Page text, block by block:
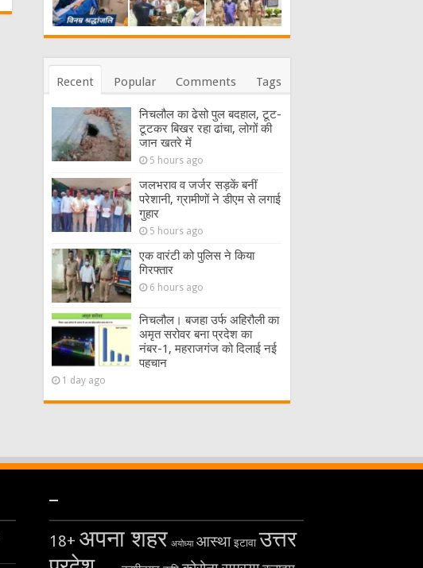
Recent Popular Comments Tags
निचलौल का ढेसो पुल बदहाल, टूट-
टूटकर बिखर रहा ढांचा, लोगों की
जान खतरे में
5 hours ago
जलभराव व जर्जर सड़कें बनीं
परेशानी, ग्रामीणों ने डीएम से लगाई
गुहार
5 hours ago
एक वारंटी को पुलिस ने किया
गिरफ्तार
6 hours ago
निचलौल। बजहा उर्फ अहिरौली का
अमृत सरोवर बना प्रदेश का
नंबर-1, महराजगंज को दिलाई नई
पहचान
1 day ago
–
18+ अपना शहर अयोध्या आस्था इटावा उत्तर